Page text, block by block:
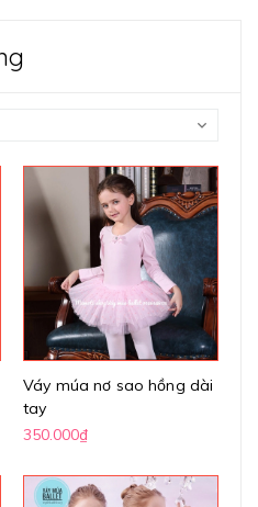
Váy múa nơ sao hồng dài
tay
350.000₫